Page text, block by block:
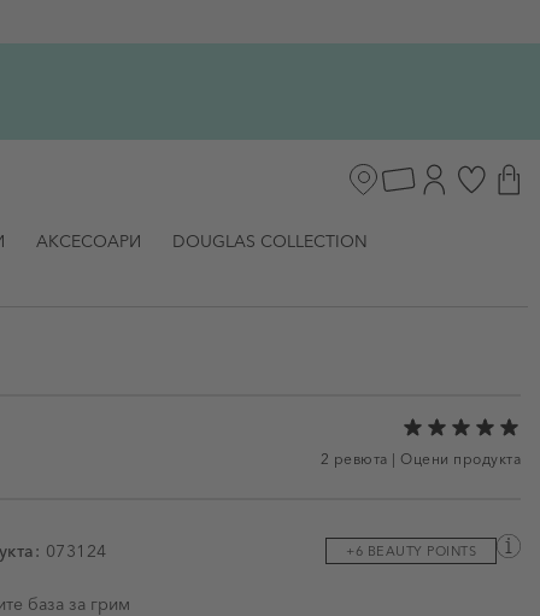
АКСЕСОАРИ
DOUGLAS COLLECTION
2 ревюта | Оцени продукта
073124 +6 BEAUTY POINTS
база за грим